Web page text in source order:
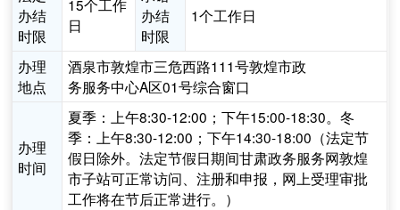
办结
时限
15个工作
日
办结
时限
1个工作日
办理
地点
酒泉市敦煌市三危西路111号敦煌市政
务服务中心A区01号综合窗口
办理
时间
夏季：上午8:30-12:00；下午15:00-18:30。冬
季：上午8:30-12:00；下午14:30-18:00（法定节
假日除外。法定节假日期间甘肃政务服务网敦煌
市子站可正常访问、注册和申报，网上受理审批
工作将在节后正常进行。）